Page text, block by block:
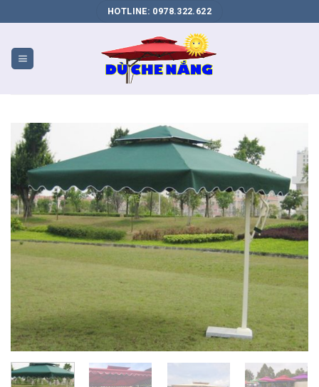
VỤ
WEB
HOTLINE: 0978.322.622